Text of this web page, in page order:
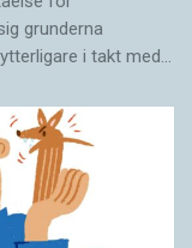
grunderna
i takt med…